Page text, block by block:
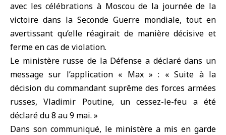
avec les célébrations à Moscou de la journée de la
victoire dans la Seconde Guerre mondiale, tout en
avertissant qu’elle réagirait de manière décisive et
ferme en cas de violation.
Le ministère russe de la Défense a déclaré dans un
message sur l’application « Max » : « Suite à la
décision du commandant suprême des forces armées
russes, Vladimir Poutine, un cessez-le-feu a été
déclaré du 8 au 9 mai. »
Dans son communiqué, le ministère a mis en garde